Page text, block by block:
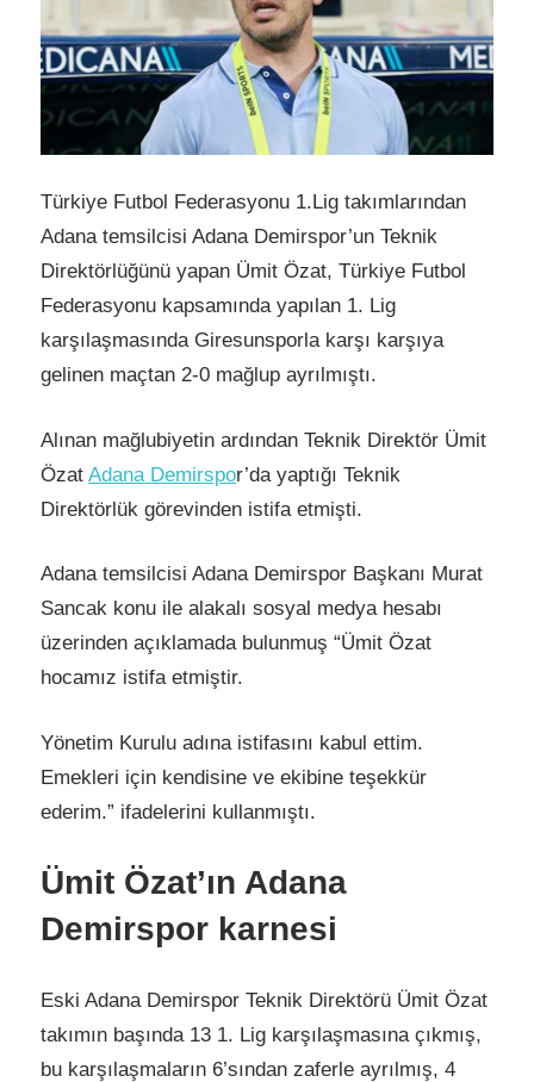
Türkiye Futbol Federasyonu 1.Lig takımlarından
Adana temsilcisi Adana Demirspor’un Teknik
Direktörlüğünü yapan Ümit Özat, Türkiye Futbol
Federasyonu kapsamında yapılan 1. Lig
karşılaşmasında Giresunsporla karşı karşıya
gelinen maçtan 2-0 mağlup ayrılmıştı.
Alınan mağlubiyetin ardından Teknik Direktör Ümit
Özat Adana Demirspor’da yaptığı Teknik
Direktörlük görevinden istifa etmişti.
Adana temsilcisi Adana Demirspor Başkanı Murat
Sancak konu ile alakalı sosyal medya hesabı
üzerinden açıklamada bulunmuş “Ümit Özat
hocamız istifa etmiştir.
Yönetim Kurulu adına istifasını kabul ettim.
Emekleri için kendisine ve ekibine teşekkür
ederim.” ifadelerini kullanmıştı.
Ümit Özat’ın Adana
Demirspor karnesi
Eski Adana Demirspor Teknik Direktörü Ümit Özat
takımın başında 13 1. Lig karşılaşmasına çıkmış,
bu karşılaşmaların 6’sından zaferle ayrılmış, 4